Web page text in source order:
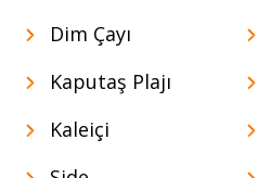
Dim Çayı
Kaputaş Plajı
Kaleiçi